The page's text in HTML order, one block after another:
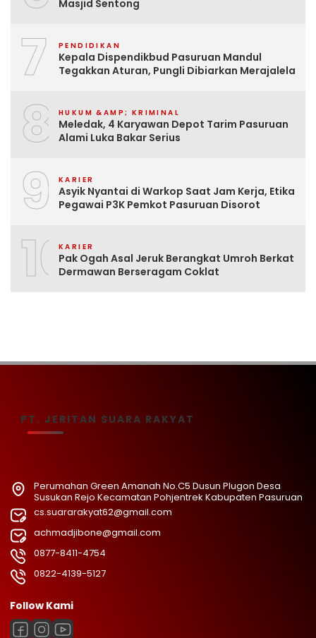
Masjid Sentong
7 PENDIDIKAN
Kepala Dispendikbud Pasuruan Mandul
Tegakkan Aturan, Pungli Dibiarkan Merajalela
8 HUKUM &AMP; KRIMINAL
Meledak, 4 Karyawan Depot Tarim Pasuruan
Alami Luka Bakar Serius
9 KARIER
Asyik Nyantai di Warkop Saat Jam Kerja, Etika
Pegawai P3K Pemkot Pasuruan Disorot
10KARIER
Pak Ogah Asal Jeruk Berangkat Umroh Berkat
Dermawan Berseragam Coklat
PT. JERITAN SUARA RAKYAT
Perumahan Green Amanah No.C5 Dusun Plugon Desa
Susukan Rejo Kecamatan Pohjentrek Kabupaten Pasuruan
cs.suararakyat62@gmail.com
achmadjibone@gmail.com
0877-8411-4754
0822-4139-5127
Follow Kami